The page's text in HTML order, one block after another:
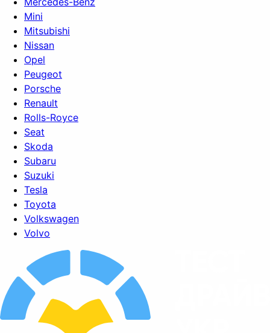
Mini
Mitsubishi
Nissan
Opel
Peugeot
Porsche
Renault
Rolls-Royce
Seat
Skoda
Subaru
Suzuki
Tesla
Toyota
Volkswagen
Volvo